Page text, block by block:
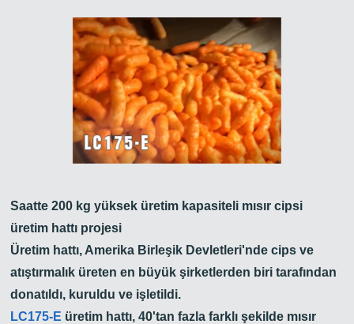
Saatte 200 kg yüksek üretim kapasiteli mısır cipsi
üretim hattı projesi
Üretim hattı, Amerika Birleşik Devletleri'nde cips ve
atıştırmalık üreten en büyük şirketlerden biri tarafından
donatıldı, kuruldu ve işletildi.
LC175-E üretim hattı, 40'tan fazla farklı şekilde mısır